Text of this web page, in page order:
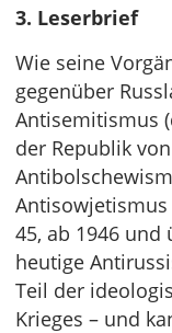
3. Leserbrief
Wie seine
gegenüber
Antisemitismus
der Republik
45, ab 1946 und
heutige
Teil der
Krieges – und